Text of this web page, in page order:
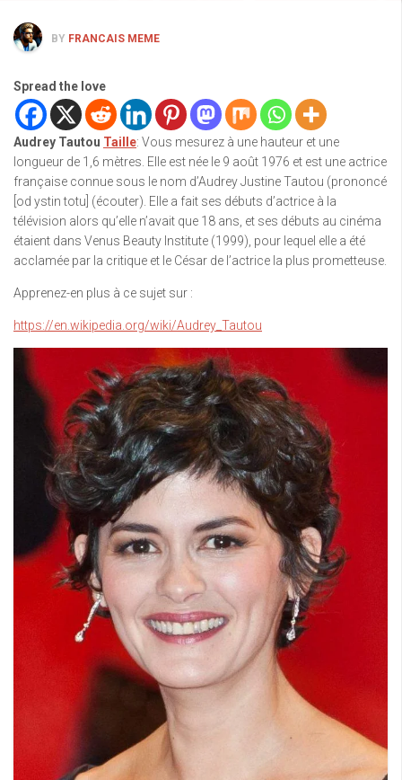
BY FRANCAIS MEME
Spread the love
Audrey Tautou Taille: Vous mesurez à une hauteur et une
longueur de 1,6 mètres. Elle est née le 9 août 1976 et est une actrice
française connue sous le nom d’Audrey Justine Tautou (prononcé
[od ystin totu] (écouter). Elle a fait ses débuts d’actrice à la
télévision alors qu’elle n’avait que 18 ans, et ses débuts au cinéma
étaient dans Venus Beauty Institute (1999), pour lequel elle a été
acclamée par la critique et le César de l’actrice la plus prometteuse.
Apprenez-en plus à ce sujet sur :
https://en.wikipedia.org/wiki/Audrey_Tautou